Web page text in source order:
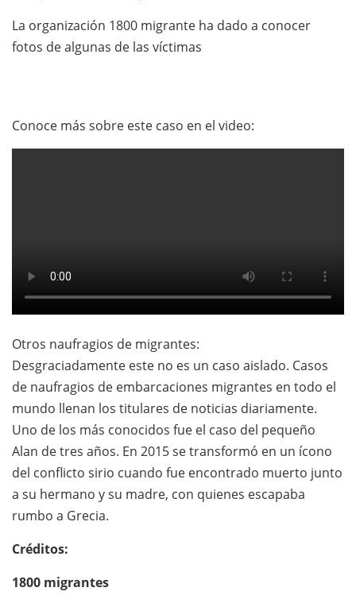
La organización 1800 migrante ha dado a conocer
fotos de algunas de las víctimas
Conoce más sobre este caso en el video:
Otros naufragios de migrantes:
Desgraciadamente este no es un caso aislado. Casos
de naufragios de embarcaciones migrantes en todo el
mundo llenan los titulares de noticias diariamente.
Uno de los más conocidos fue el caso del pequeño
Alan de tres años. En 2015 se transformó en un ícono
del conflicto sirio cuando fue encontrado muerto junto
a su hermano y su madre, con quienes escapaba
rumbo a Grecia.
Créditos:
1800 migrantes